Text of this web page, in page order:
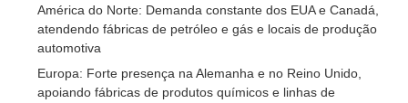
América do Norte: Demanda constante dos EUA e Canadá,
atendendo fábricas de petróleo e gás e locais de produção
automotiva
Europa: Forte presença na Alemanha e no Reino Unido,
apoiando fábricas de produtos químicos e linhas de